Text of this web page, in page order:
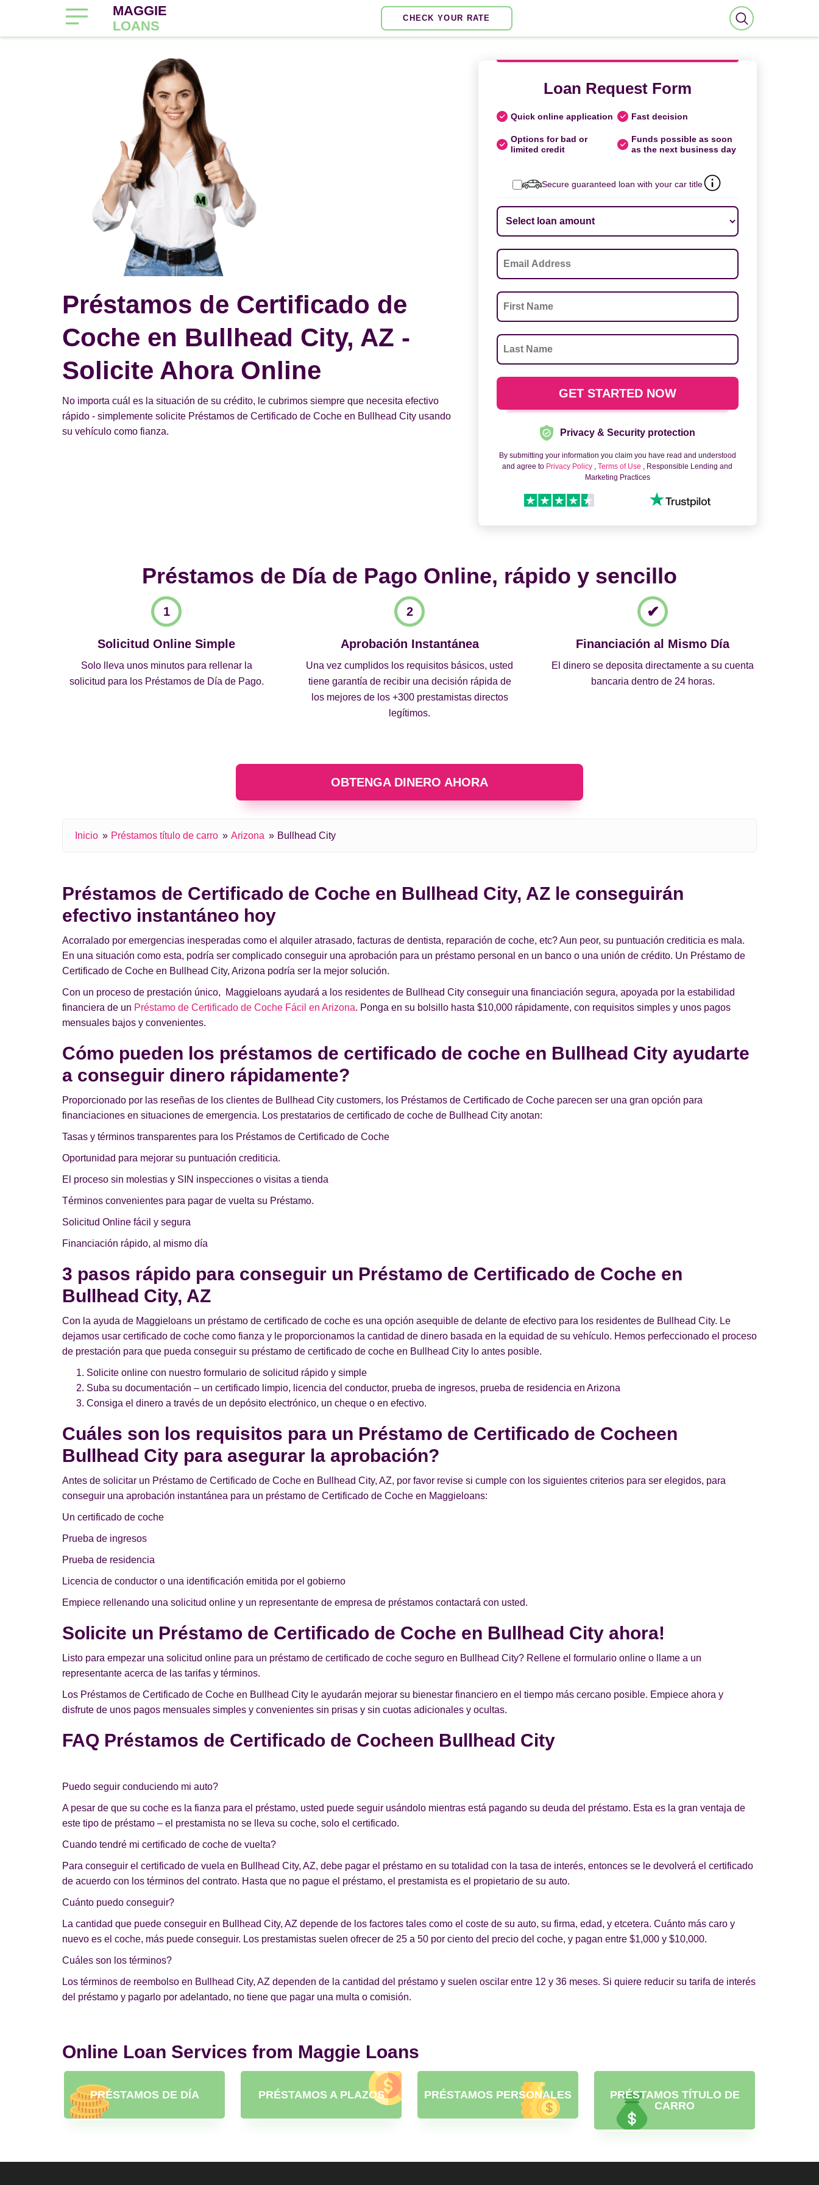
MAGGIE
LOANS
CHECK YOUR RATE
Préstamos de Certificado de
Coche en Bullhead City, AZ -
Solicite Ahora Online
No importa cuál es la situación de su crédito, le cubrimos siempre que necesita efectivo
rápido - simplemente solicite Préstamos de Certificado de Coche en Bullhead City usando
su vehículo como fianza.
Loan Request Form
Quick online application Fast decision
Options for bad or
limited credit
Funds possible as soon
as the next business day
Secure guaranteed loan with your car title
Privacy & Security protection
By submitting your information you claim you have read and understood
and agree to Privacy Policy ,Terms of Use , Responsible Lending and
Marketing Practices
Préstamos de Día de Pago Online, rápido y sencillo
Solicitud Online Simple
Solo lleva unos minutos para rellenar la
solicitud para los Préstamos de Día de Pago.
Aprobación Instantánea
Una vez cumplidos los requisitos básicos, usted
tiene garantía de recibir una decisión rápida de
los mejores de los +300 prestamistas directos
legítimos.
Financiación al Mismo Día
El dinero se deposita directamente a su cuenta
bancaria dentro de 24 horas.
OBTENGA DINERO AHORA
Inicio Préstamos título de carro Arizona Bullhead City
Préstamos de Certificado de Coche en Bullhead City, AZ le conseguirán
efectivo instantáneo hoy
Acorralado por emergencias inesperadas como el alquiler atrasado, facturas de dentista, reparación de coche, etc? Aun peor, su puntuación crediticia es mala.
En una situación como esta, podría ser complicado conseguir una aprobación para un préstamo personal en un banco o una unión de crédito. Un Préstamo de
Certificado de Coche en Bullhead City, Arizona podría ser la mejor solución.
Con un proceso de prestación único, Maggieloans ayudará a los residentes de Bullhead City conseguir una financiación segura, apoyada por la estabilidad
financiera de un Préstamo de Certificado de Coche Fácil en Arizona. Ponga en su bolsillo hasta $10,000 rápidamente, con requisitos simples y unos pagos
mensuales bajos y convenientes.
Cómo pueden los préstamos de certificado de coche en Bullhead City ayudarte
a conseguir dinero rápidamente?
Proporcionado por las reseñas de los clientes de Bullhead City customers, los Préstamos de Certificado de Coche parecen ser una gran opción para
financiaciones en situaciones de emergencia. Los prestatarios de certificado de coche de Bullhead City anotan:
Tasas y términos transparentes para los Préstamos de Certificado de Coche
Oportunidad para mejorar su puntuación crediticia.
El proceso sin molestias y SIN inspecciones o visitas a tienda
Términos convenientes para pagar de vuelta su Préstamo.
Solicitud Online fácil y segura
Financiación rápido, al mismo día
3 pasos rápido para conseguir un Préstamo de Certificado de Coche en
Bullhead City, AZ
Con la ayuda de Maggieloans un préstamo de certificado de coche es una opción asequible de delante de efectivo para los residentes de Bullhead City. Le
dejamos usar certificado de coche como fianza y le proporcionamos la cantidad de dinero basada en la equidad de su vehículo. Hemos perfeccionado el proceso
de prestación para que pueda conseguir su préstamo de certificado de coche en Bullhead City lo antes posible.
Solicite online con nuestro formulario de solicitud rápido y simple
Suba su documentación – un certificado limpio, licencia del conductor, prueba de ingresos, prueba de residencia en Arizona
Consiga el dinero a través de un depósito electrónico, un cheque o en efectivo.
Cuáles son los requisitos para un Préstamo de Certificado de Cocheen
Bullhead City para asegurar la aprobación?
Antes de solicitar un Préstamo de Certificado de Coche en Bullhead City, AZ, por favor revise si cumple con los siguientes criterios para ser elegidos, para
conseguir una aprobación instantánea para un préstamo de Certificado de Coche en Maggieloans:
Un certificado de coche
Prueba de ingresos
Prueba de residencia
Licencia de conductor o una identificación emitida por el gobierno
Empiece rellenando una solicitud online y un representante de empresa de préstamos contactará con usted.
Solicite un Préstamo de Certificado de Coche en Bullhead City ahora!
Listo para empezar una solicitud online para un préstamo de certificado de coche seguro en Bullhead City? Rellene el formulario online o llame a un
representante acerca de las tarifas y términos.
Los Préstamos de Certificado de Coche en Bullhead City le ayudarán mejorar su bienestar financiero en el tiempo más cercano posible. Empiece ahora y
disfrute de unos pagos mensuales simples y convenientes sin prisas y sin cuotas adicionales y ocultas.
FAQ Préstamos de Certificado de Cocheen Bullhead City
Puedo seguir conduciendo mi auto?
A pesar de que su coche es la fianza para el préstamo, usted puede seguir usándolo mientras está pagando su deuda del préstamo. Esta es la gran ventaja de
este tipo de préstamo – el prestamista no se lleva su coche, solo el certificado.
Cuando tendré mi certificado de coche de vuelta?
Para conseguir el certificado de vuela en Bullhead City, AZ, debe pagar el préstamo en su totalidad con la tasa de interés, entonces se le devolverá el certificado
de acuerdo con los términos del contrato. Hasta que no pague el préstamo, el prestamista es el propietario de su auto.
Cuánto puedo conseguir?
La cantidad que puede conseguir en Bullhead City, AZ depende de los factores tales como el coste de su auto, su firma, edad, y etcetera. Cuánto más caro y
nuevo es el coche, más puede conseguir. Los prestamistas suelen ofrecer de 25 a 50 por ciento del precio del coche, y pagan entre $1,000 y $10,000.
Cuáles son los términos?
Los términos de reembolso en Bullhead City, AZ dependen de la cantidad del préstamo y suelen oscilar entre 12 y 36 meses. Si quiere reducir su tarifa de interés
del préstamo y pagarlo por adelantado, no tiene que pagar una multa o comisión.
Online Loan Services from Maggie Loans
PRÉSTAMOS DE DÍA PRÉSTAMOS A PLAZOS PRÉSTAMOS PERSONALES
PRÉSTAMOS TÍTULO DE
CARRO